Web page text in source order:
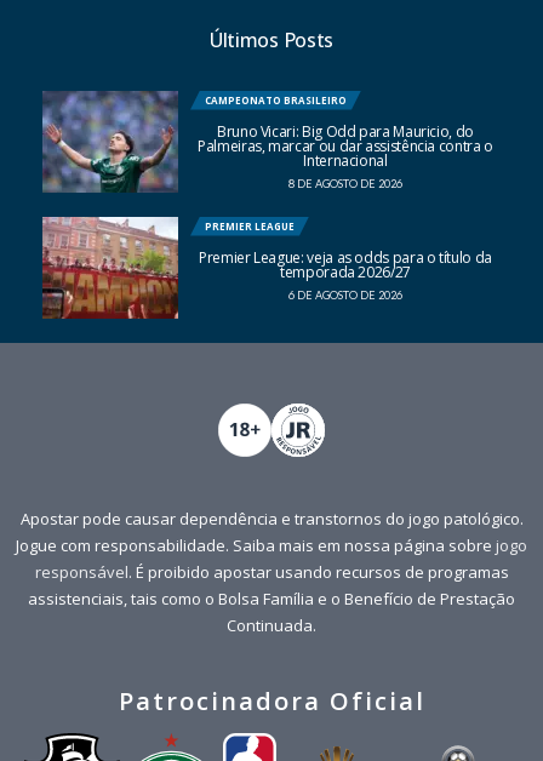
Últimos Posts
CAMPEONATO BRASILEIRO
Bruno Vicari: Big Odd para Mauricio, do
Palmeiras, marcar ou dar assistência contra o
Internacional
8 DE AGOSTO DE 2026
PREMIER LEAGUE
Premier League: veja as odds para o título da
temporada 2026/27
6 DE AGOSTO DE 2026
Apostar pode causar dependência e transtornos do jogo patológico.
Jogue com responsabilidade. Saiba mais em nossa página sobre jogo
responsável. É proibido apostar usando recursos de programas
assistenciais, tais como o Bolsa Família e o Benefício de Prestação
Continuada.
Patrocinadora Oficial